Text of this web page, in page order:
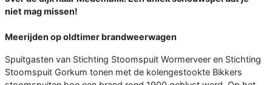
niet mag missen!
Meerijden op oldtimer brandweerwagen
Spuitgasten van Stichting Stoomspuit Wormerveer en Stichting
Stoomspuit Gorkum tonen met de kolengestookte Bikkers